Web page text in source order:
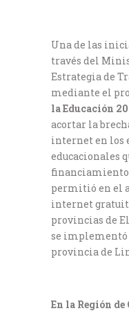
Una de las
través del
Estrategia de
mediante el
la Educación
acortar la
internet en los
educacionales
financiamiento
permitió en el
internet
provincias de
se implementó
provincia de
En la Región